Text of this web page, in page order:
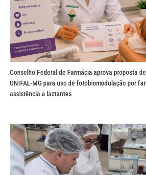
Conselho Federal de Farmácia aprova proposta
UNIFAL-MG para uso de fotobiomodulação por
assistência a lactantes